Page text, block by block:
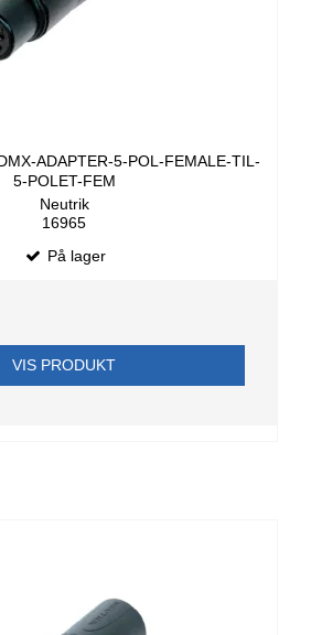
ADAPTER-5-POL-FEMALE-TIL-
5-POLET-FEM
Neutrik
16965
På lager
VIS PRODUKT